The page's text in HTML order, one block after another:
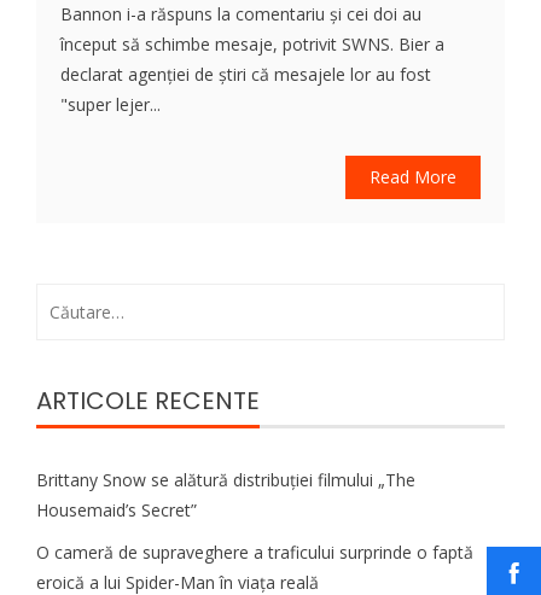
Bannon i-a răspuns la comentariu și cei doi au
început să schimbe mesaje, potrivit SWNS. Bier a
declarat agenției de știri că mesajele lor au fost
"super lejer...
Read More
ARTICOLE RECENTE
Brittany Snow se alătură distribuției filmului „The
Housemaid’s Secret”
O cameră de supraveghere a traficului surprinde o faptă
eroică a lui Spider-Man în viața reală